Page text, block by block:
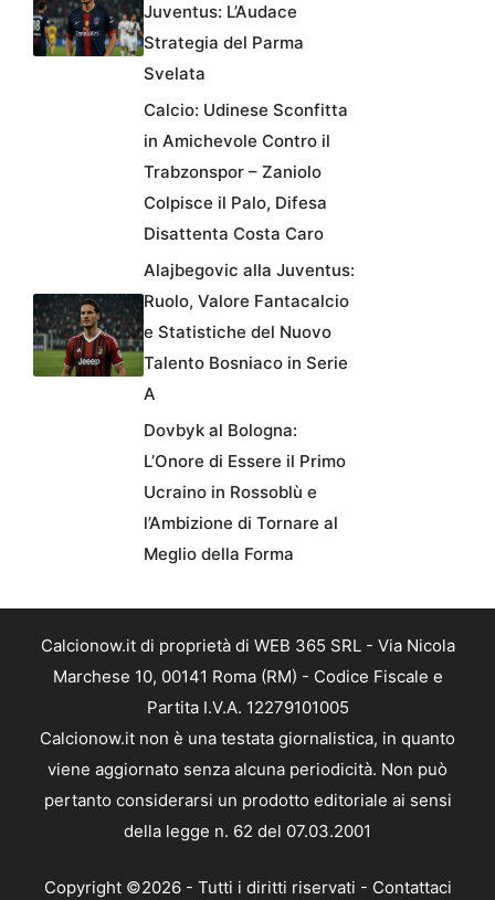
Juventus: L’Audace
Strategia del Parma
Svelata
Calcio: Udinese Sconfitta
in Amichevole Contro il
Trabzonspor – Zaniolo
Colpisce il Palo, Difesa
Disattenta Costa Caro
Alajbegovic alla Juventus:
Ruolo, Valore Fantacalcio
e Statistiche del Nuovo
Talento Bosniaco in Serie
A
Dovbyk al Bologna:
L’Onore di Essere il Primo
Ucraino in Rossoblù e
l’Ambizione di Tornare al
Meglio della Forma
Calcionow.it di proprietà di WEB 365 SRL - Via Nicola
Marchese 10, 00141 Roma (RM) - Codice Fiscale e
Partita I.V.A. 12279101005
Calcionow.it non è una testata giornalistica, in quanto
viene aggiornato senza alcuna periodicità. Non può
pertanto considerarsi un prodotto editoriale ai sensi
della legge n. 62 del 07.03.2001
Copyright ©2026 - Tutti i diritti riservati - Contattaci